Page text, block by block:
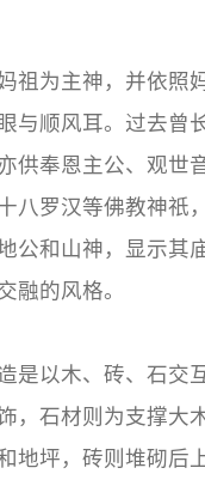
祖为主神，并依照
与顺风耳。过去曾
供奉恩主公、观世
八罗汉等佛教神祇
公和山神，显示其
融的风格。
是以木、砖、石交
，石材则为支撑大
地坪，砖则堆砌后